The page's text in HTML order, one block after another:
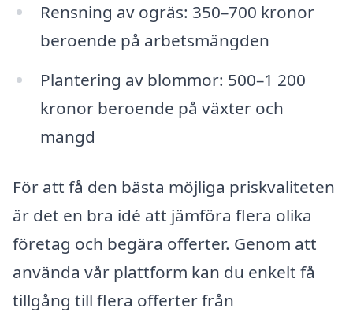
Rensning av ogräs: 350–700 kronor
beroende på arbetsmängden
Plantering av blommor: 500–1 200
kronor beroende på växter och
mängd
För att få den bästa möjliga priskvaliteten
är det en bra idé att jämföra flera olika
företag och begära offerter. Genom att
använda vår plattform kan du enkelt få
tillgång till flera offerter från